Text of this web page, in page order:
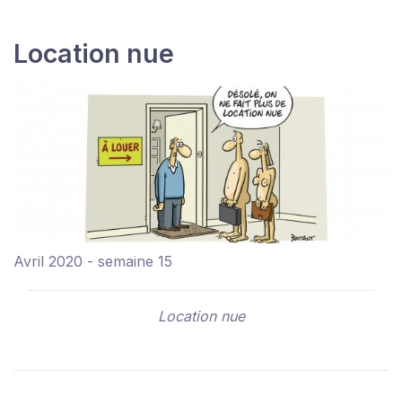
Location nue
Avril 2020 - semaine 15
Location nue